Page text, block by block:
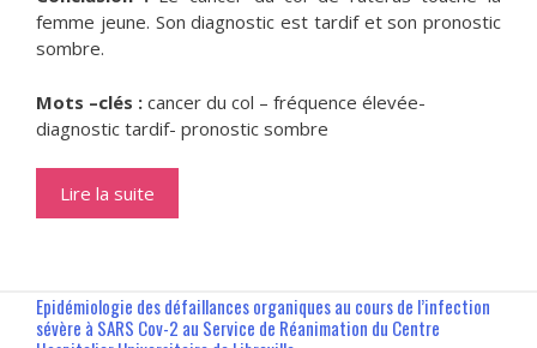
femme jeune. Son diagnostic est tardif et son pronostic
sombre.
Mots –clés : cancer du col – fréquence élevée-
diagnostic tardif- pronostic sombre
Lire la suite
Epidémiologie des défaillances organiques au cours de l’infection
sévère à SARS Cov-2 au Service de Réanimation du Centre